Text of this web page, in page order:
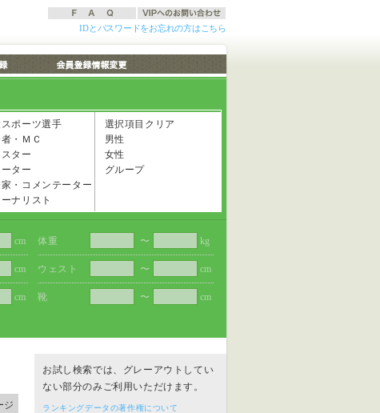
IDとパスワードをお忘れの方はこちら
ポーツ選手
・ＭＣ
ター
ーター
・コメンテーター
ナリスト
選択項目クリア
男性
女性
グループ
cm
cm
cm
体重 〜 kg
ウェスト 〜 cm
靴 〜 cm
ジ
お試し検索では、グレーアウトしてい
ない部分のみご利用いただけます。
ランキングデータの著作権について